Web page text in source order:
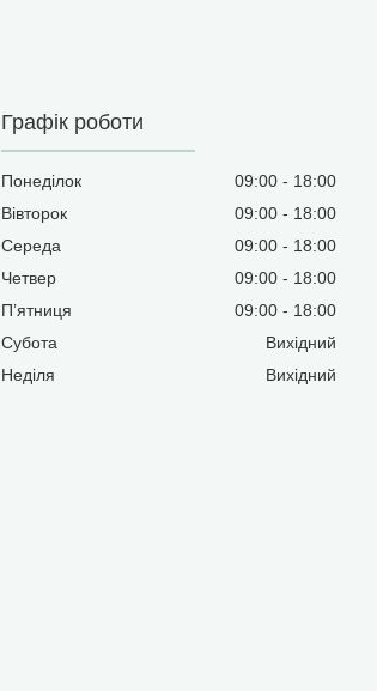
Графік роботи
Понеділок 09:00
18:00
Вівторок
09:00
18:00
Середа
09:00
18:00
Четвер
09:00
18:00
Пʼятниця
09:00
18:00
Субота
Вихідний
Неділя
Вихідний